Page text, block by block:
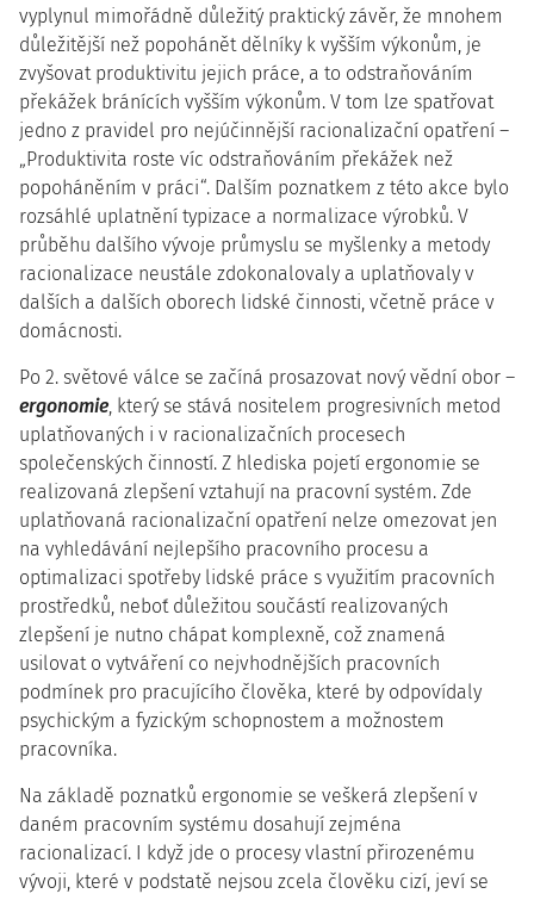
vyplynul mimořádně důležitý praktický závěr, že mnohem
důležitější než popohánět dělníky k vyšším výkonům, je
zvyšovat produktivitu jejich práce, a to odstraňováním
překážek bránících vyšším výkonům. V tom lze spatřovat
jedno z pravidel pro nejúčinnější racionalizační opatření –
„Produktivita roste víc odstraňováním překážek než
popoháněním v práci“. Dalším poznatkem z této akce bylo
rozsáhlé uplatnění typizace a normalizace výrobků. V
průběhu dalšího vývoje průmyslu se myšlenky a metody
racionalizace neustále zdokonalovaly a uplatňovaly v
dalších a dalších oborech lidské činnosti, včetně práce v
domácnosti.
Po 2. světové válce se začíná prosazovat nový vědní obor –
ergonomie, který se stává nositelem progresivních metod
uplatňovaných i v racionalizačních procesech
společenských činností. Z hlediska pojetí ergonomie se
realizovaná zlepšení vztahují na pracovní systém. Zde
uplatňovaná racionalizační opatření nelze omezovat jen
na vyhledávání nejlepšího pracovního procesu a
optimalizaci spotřeby lidské práce s využitím pracovních
prostředků, neboť důležitou součástí realizovaných
zlepšení je nutno chápat komplexně, což znamená
usilovat o vytváření co nejvhodnějších pracovních
podmínek pro pracujícího člověka, které by odpovídaly
psychickým a fyzickým schopnostem a možnostem
pracovníka.
Na základě poznatků ergonomie se veškerá zlepšení v
daném pracovním systému dosahují zejména
racionalizací. I když jde o procesy vlastní přirozenému
vývoji, které v podstatě nejsou zcela člověku cizí, jeví se